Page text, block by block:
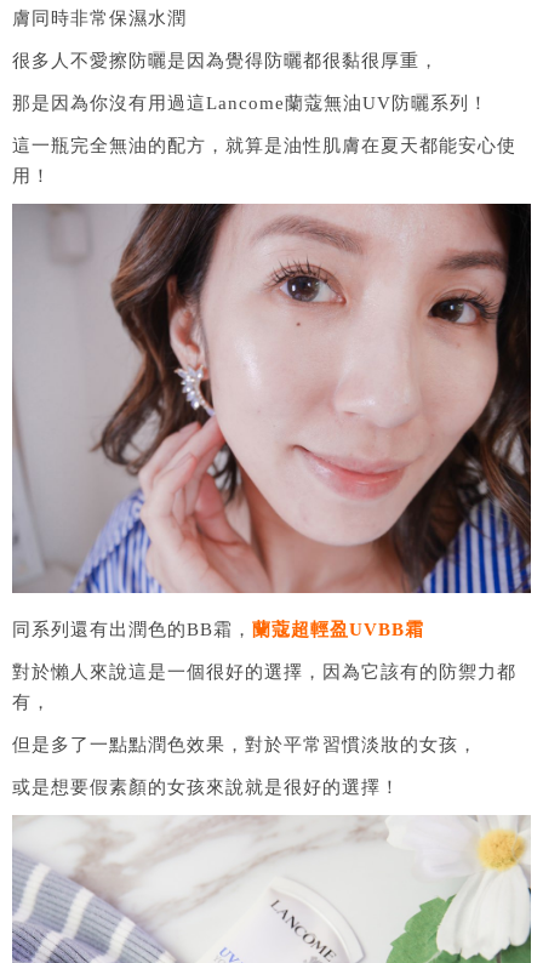
膚同時非常保濕水潤
很多人不愛擦防曬是因為覺得防曬都很黏很厚重，
那是因為你沒有用過這Lancome蘭蔻無油UV防曬系列！
這一瓶完全無油的配方，就算是油性肌膚在夏天都能安心使
用！
同系列還有出潤色的BB霜， 蘭蔻超輕盈UVBB霜
對於懶人來說這是一個很好的選擇，因為它該有的防禦力都
有，
但是多了一點點潤色效果，對於平常習慣淡妝的女孩，
或是想要假素顏的女孩來說就是很好的選擇！